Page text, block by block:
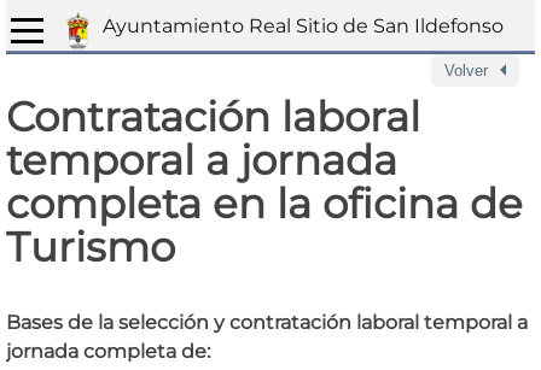
Ayuntamiento Real Sitio de San Ildefonso
Volver
Contratación laboral
temporal a jornada
completa en la oficina de
Turismo
Bases de la selección y contratación laboral temporal a
jornada completa de: